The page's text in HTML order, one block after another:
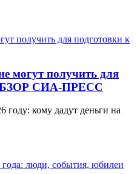
могут получить для
СИА-ПРЕСС
кому дадут деньги на